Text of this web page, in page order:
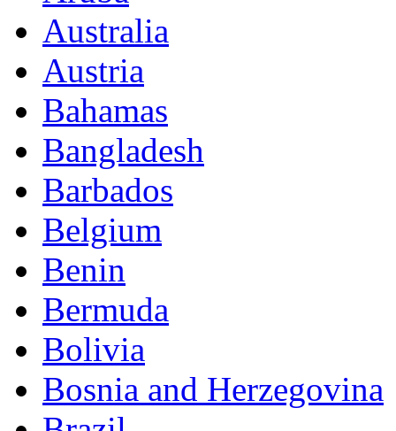
Australia
Austria
Bahamas
Bangladesh
Barbados
Belgium
Benin
Bermuda
Bolivia
Bosnia and Herzegovina